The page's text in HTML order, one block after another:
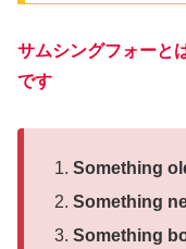
サムシングフォーと
です
Something
Something
Something